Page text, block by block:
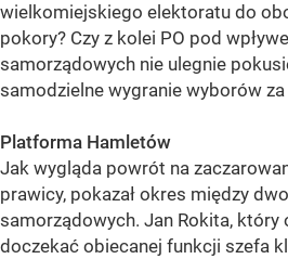
wielkomiejskiego elektoratu do
pokory? Czy z kolei PO pod
samorządowych nie ulegnie
samodzielne wygranie wyborów
Platforma Hamletów
Jak wygląda powrót na
prawicy, pokazał okres między
samorządowych. Jan Rokita, który
doczekać obiecanej funkcji szefa